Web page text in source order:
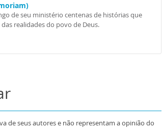
de seu ministério centenas de histórias que
realidades do povo de Deus.
de seus autores e não representam a opinião do